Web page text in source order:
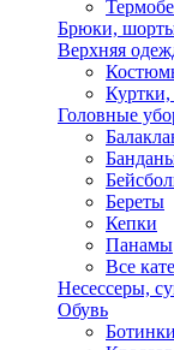
Брюки,
Верхняя
Куртки,
Головные
Береты
Кепки
Панамы
Все
Несессеры,
Обувь
Ботинки